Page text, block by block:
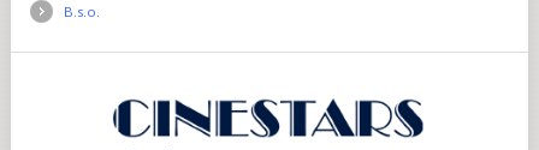
B.s.o.